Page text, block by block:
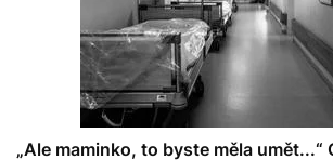
„Ale maminko, to byste měla umět...“